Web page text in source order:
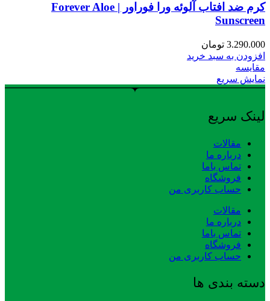
کرم ضد افتاب آلوئه ورا فوراور | Forever Aloe
Sunscreen
3.290.000 تومان
افزودن به سبد خرید
مقایسه
نمایش سریع
لینک سریع
مقالات
درباره ما
تماس باما
فروشگاه
حساب کاربری من
مقالات
درباره ما
تماس باما
فروشگاه
حساب کاربری من
دسته بندی ها